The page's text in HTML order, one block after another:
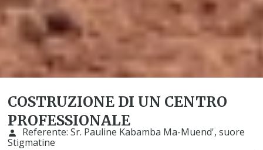
COSTRUZIONE DI UN CENTRO
PROFESSIONALE
Referente:Sr. Pauline Kabamba Ma-Muend', suore
Stigmatine